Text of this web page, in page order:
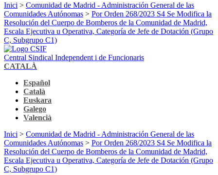
Inici > Comunidad de Madrid - Administración General de las
Comunidades Autónomas > Por Orden 268/2023 S4 Se Modifica la
Resolución del Cuerpo de Bomberos de la Comunidad de Madrid,
Escala Ejecutiva u Operativa, Categoría de Jefe de Dotación (Grupo
C, Subgrupo C1)
Central Sindical Independent i de Funcionaris
CATALÀ
Español
Català
Euskara
Galego
Valencià
Inici > Comunidad de Madrid - Administración General de las
Comunidades Autónomas > Por Orden 268/2023 S4 Se Modifica la
Resolución del Cuerpo de Bomberos de la Comunidad de Madrid,
Escala Ejecutiva u Operativa, Categoría de Jefe de Dotación (Grupo
C, Subgrupo C1)